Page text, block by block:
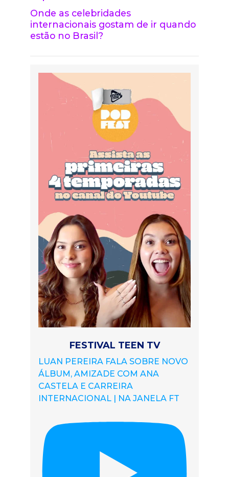
Onde as celebridades
internacionais gostam de ir quando
estão no Brasil?
FESTIVAL TEEN TV
LUAN PEREIRA FALA SOBRE NOVO
ÁLBUM, AMIZADE COM ANA
CASTELA E CARREIRA
INTERNACIONAL | NA JANELA FT